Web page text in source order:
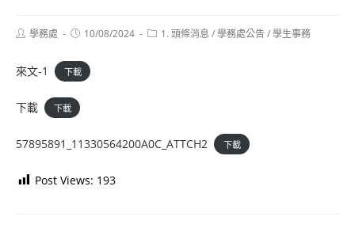
Post學務處
Post10/08/2024
Post1. 頭條消息 /學務處公告/學生事務
來文-1 下載
下載 下載
57895891_11330564200A0C_ATTCH2 下載
Post Views: 193